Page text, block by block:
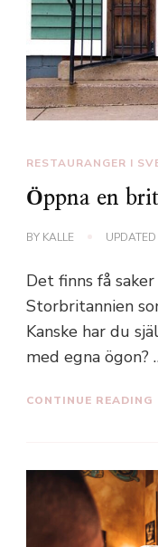
RESTAURANGER I
Öppna en
BY KALLE
Det finns få
Storbritannien
Kanske har du
med egna ögon?
CONTINUE READING